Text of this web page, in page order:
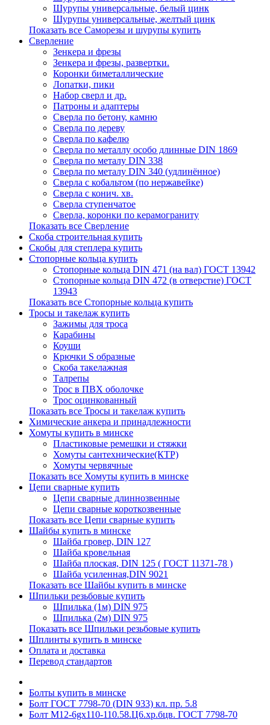
Шурупы универсальные, белый цинк
Шурупы универсальные, желтый цинк
Показать все Саморезы и шурупы купить
Сверление
Зенкера и фрезы
Зенкера и фрезы, развертки.
Коронки биметаллические
Лопатки, пики
Набор сверл и др.
Патроны и адаптеры
Сверла по бетону, камню
Сверла по дереву
Сверла по кафелю
Сверла по металлу особо длинные DIN 1869
Сверла по металу DIN 338
Сверла по металу DIN 340 (удлинённое)
Сверла с кобальтом (по нержавейке)
Сверла с конич. хв.
Сверла ступенчатое
Сверла, коронки по керамограниту
Показать все Сверление
Скоба строительная купить
Скобы для степлера купить
Стопорные кольца купить
Стопорные кольца DIN 471 (на вал) ГОСТ 13942
Стопорные кольца DIN 472 (в отверстие) ГОСТ
13943
Показать все Стопорные кольца купить
Тросы и такелаж купить
Зажимы для троса
Карабины
Коуши
Крючки S образные
Скоба такелажная
Талрепы
Трос в ПВХ оболочке
Трос оцинкованный
Показать все Тросы и такелаж купить
Химические анкера и принадлежности
Хомуты купить в минске
Пластиковые ремешки и стяжки
Хомуты сантехнические(КТР)
Хомуты червячные
Показать все Хомуты купить в минске
Цепи сварные купить
Цепи сварные длиннозвенные
Цепи сварные короткозвенные
Показать все Цепи сварные купить
Шайбы купить в минске
Шайба гровер, DIN 127
Шайба кровельная
Шайба плоская, DIN 125 ( ГОСТ 11371-78 )
Шайба усиленная,DIN 9021
Показать все Шайбы купить в минске
Шпильки резьбовые купить
Шпилька (1м) DIN 975
Шпилька (2м) DIN 975
Показать все Шпильки резьбовые купить
Шплинты купить в минске
Оплата и доставка
Перевод стандартов
Болты купить в минске
Болт ГОСТ 7798-70 (DIN 933) кл. пр. 5.8
Болт М12-6gх110-110.58.Ц6.хр.бцв. ГОСТ 7798-70